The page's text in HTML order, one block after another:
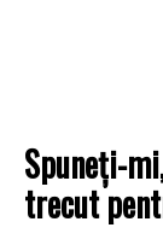
Spuneţi-
trecut